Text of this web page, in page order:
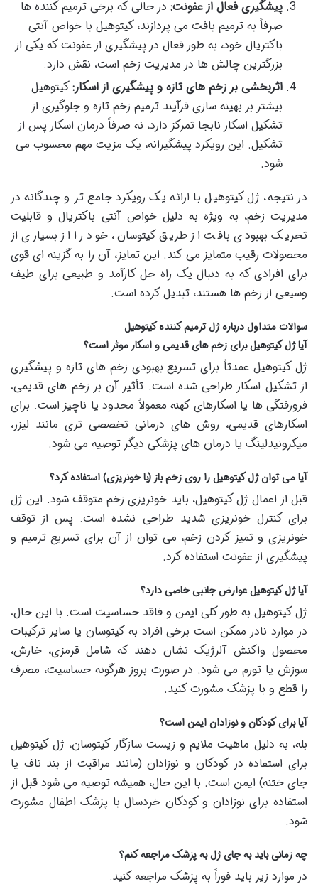
پیشگیری فعال از عفونت: در حالی که برخی ترمیم کننده ها
صرفاً به ترمیم بافت می پردازند، کیتوهیل با خواص آنتی
باکتریال خود، به طور فعال در پیشگیری از عفونت که یکی از
بزرگترین چالش ها در مدیریت زخم است، نقش دارد.
اثربخشی بر زخم های تازه و پیشگیری از اسکار:کیتوهیل
بیشتر بر بهینه سازی فرآیند ترمیم زخم تازه و جلوگیری از
تشکیل اسکار نابجا تمرکز دارد، نه صرفاً درمان اسکار پس از
تشکیل. این رویکرد پیشگیرانه، یک مزیت مهم محسوب می
شود.
در نتیجه، ژل کیتوهیل با ارائه یک رویکرد جامع تر و چندگانه در
مدیریت زخم، به ویژه به دلیل خواص آنتی باکتریال و قابلیت
تحریک بهبودی بافت از طریق کیتوسان، خود را از بسیاری از
محصولات رقیب متمایز می کند. این تمایز، آن را به گزینه ای قوی
برای افرادی که به دنبال یک راه حل کارآمد و طبیعی برای طیف
وسیعی از زخم ها هستند، تبدیل کرده است.
سوالات متداول درباره ژل ترمیم کننده کیتوهیل
آیا ژل کیتوهیل برای زخم های قدیمی و اسکار موثر است؟
ژل کیتوهیل عمدتاً برای تسریع بهبودی زخم های تازه و پیشگیری
از تشکیل اسکار طراحی شده است. تأثیر آن بر زخم های قدیمی،
فرورفتگی ها یا اسکارهای کهنه معمولاً محدود یا ناچیز است. برای
اسکارهای قدیمی، روش های درمانی تخصصی تری مانند لیزر،
میکرونیدلینگ یا درمان های پزشکی دیگر توصیه می شود.
آیا می توان ژل کیتوهیل را روی زخم باز (با خونریزی) استفاده کرد؟
قبل از اعمال ژل کیتوهیل، باید خونریزی زخم متوقف شود. این ژل
برای کنترل خونریزی شدید طراحی نشده است. پس از توقف
خونریزی و تمیز کردن زخم، می توان از آن برای تسریع ترمیم و
پیشگیری از عفونت استفاده کرد.
آیا ژل کیتوهیل عوارض جانبی خاصی دارد؟
ژل کیتوهیل به طور کلی ایمن و فاقد حساسیت است. با این حال،
در موارد نادر ممکن است برخی افراد به کیتوسان یا سایر ترکیبات
محصول واکنش آلرژیک نشان دهند که شامل قرمزی، خارش،
سوزش یا تورم می شود. در صورت بروز هرگونه حساسیت، مصرف
را قطع و با پزشک مشورت کنید.
آیا برای کودکان و نوزادان ایمن است؟
بله، به دلیل ماهیت ملایم و زیست سازگار کیتوسان، ژل کیتوهیل
برای استفاده در کودکان و نوزادان (مانند مراقبت از بند ناف یا
جای ختنه) ایمن است. با این حال، همیشه توصیه می شود قبل از
استفاده برای نوزادان و کودکان خردسال با پزشک اطفال مشورت
شود.
چه زمانی باید به جای ژل به پزشک مراجعه کنم؟
در موارد زیر باید فوراً به پزشک مراجعه کنید: